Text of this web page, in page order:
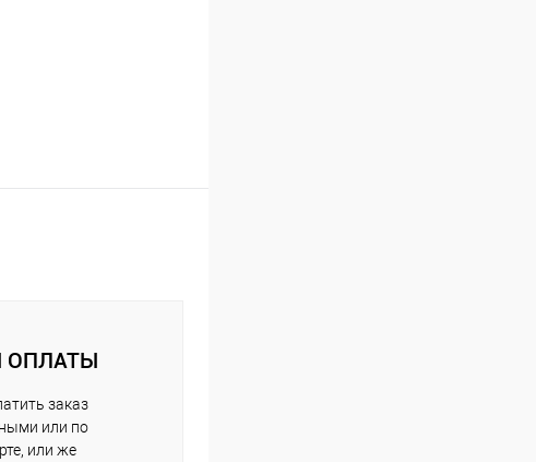
ОПЛАТЫ
заказ
или по
или же